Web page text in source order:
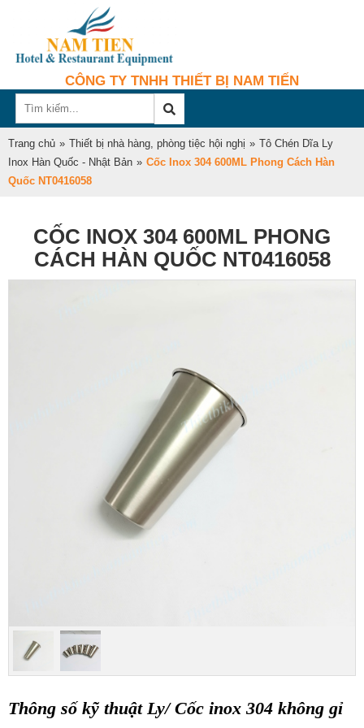
CÔNG TY TNHH THIẾT BỊ NAM TIẾN
Trang chủ » Thiết bị nhà hàng, phòng tiệc hội nghị » Tô Chén Dĩa Ly
Inox Hàn Quốc - Nhật Bản » Cốc Inox 304 600ML Phong Cách Hàn
Quốc NT0416058
CỐC INOX 304 600ML PHONG
CÁCH HÀN QUỐC NT0416058
Thông số kỹ thuật Ly/ Cốc inox 304 không gỉ